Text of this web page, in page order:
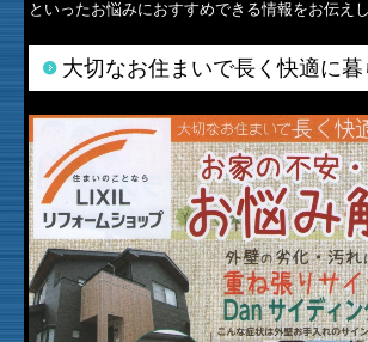
｜施工例｜ 全面リフォーム
｜施工例｜ 水回り工事
｜施工例｜ 内装工事
｜施工例｜ 外装工事
イベント・キャンペーン情報
家づくりのこだわり
といったお悩みにおすすめできる情報をお伝えし
大切なお住まいで長く快適に